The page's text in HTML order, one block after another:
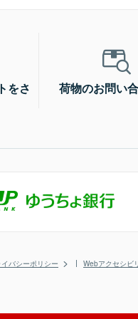
をさ
荷物のお問い
イバシーポリシー Webアクセシビ